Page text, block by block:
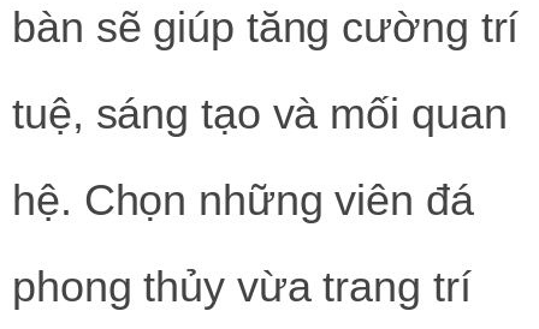
bàn sẽ giúp tăng cường trí
tuệ, sáng tạo và mối quan
hệ. Chọn những viên đá
phong thủy vừa trang trí